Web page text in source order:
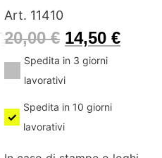
Art. 11410
20,00€ 14,50 €
Spedita in 3 giorni
lavorativi
Spedita in 10 giorni
lavorativi